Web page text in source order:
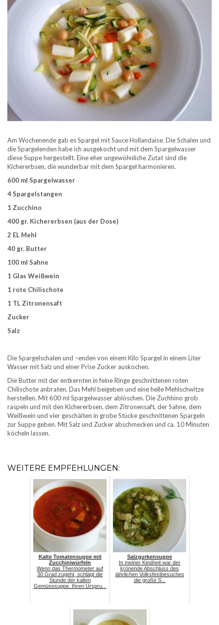
Am Wochenende gab es Spargel mit Sauce Hollandaise. Die Schalen und
die Spargelenden habe ich ausgekocht und mit dem Spargelwasser
diese Suppe hergestellt. Eine eher ungewöhnliche Zutat sind die
Kichererbsen, die wunderbar mit dem Spargel harmonieren.
600 ml Spargelwasser
4 Spargelstangen
1 Zucchino
400 gr. Kichererbsen (aus der Dose)
2 EL Mehl
40 gr. Butter
100 ml Sahne
1 Glas Weißwein
1 rote Chilischote
1 TL Zitronensaft
Zucker
Salz
Die Spargelschalen und –enden von einem Kilo Spargel in einem Liter
Wasser mit Salz und einer Prise Zucker auskochen.
Die Butter mit der entkernten in feine Ringe geschnittenen roten
Chilischote anbraten. Das Mehl beigeben und eine helle Mehlschwitze
herstellen. Mit 600 ml Spargelwasser ablöschen. Die Zuchhino grob
raspeln und mit den Kichererbsen, dem Zitronensaft, der Sahne, dem
Weißwein und vier geschälten in grobe Stücke geschnittenen Spargeln
zur Suppe geben. Mit Salz und Zucker abschmecken und ca. 10 Minuten
köcheln lassen.
WEITERE EMPFEHLUNGEN:
Kalte Tomatensuppe mit
Zucchiniwürfeln
Wenn das Thermometer auf
30 Grad zugeht, schlägt die
Stunde der kalten
Gemüsesuppe. Ihren Urspru...
Salzgurkensuppe
In meiner Kindheit war der
krönende Abschluss des
jährlichen Volksfestbesuches
die große S...